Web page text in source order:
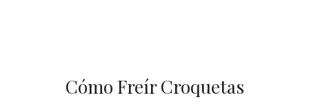
Cómo Freír Croquetas